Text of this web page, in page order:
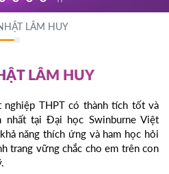
LÂM HUY
LÂM HUY
THPT có thành tích tốt và
nhất tại Đại học Swinburne Việt
năng thích ứng và ham học hỏi
trang vững chắc cho em trên con